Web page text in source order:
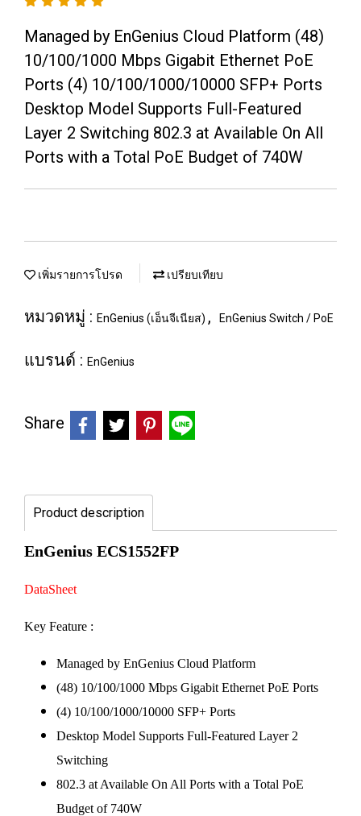
Managed by EnGenius Cloud Platform (48)
10/100/1000 Mbps Gigabit Ethernet PoE
Ports (4) 10/100/1000/10000 SFP+ Ports
Desktop Model Supports Full-Featured
Layer 2 Switching 802.3 at Available On All
Ports with a Total PoE Budget of 740W
เพิ่มรายการโปรด เปรียบเทียบ
หมวดหมู่ : EnGenius (เอ็นจีเนียส) , EnGenius Switch / PoE
แบรนด์ : EnGenius
Share
Product description
EnGenius ECS1552FP
DataSheet
Key Feature :
Managed by EnGenius Cloud Platform
(48) 10/100/1000 Mbps Gigabit Ethernet PoE Ports
(4) 10/100/1000/10000 SFP+ Ports
Desktop Model Supports Full-Featured Layer 2
Switching
802.3 at Available On All Ports with a Total PoE
Budget of 740W